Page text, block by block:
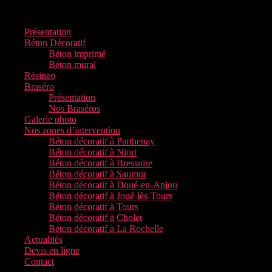
Présentation
Béton Décoratif
Béton imprimé
Béton mural
Résineo
Braséro
Présentation
Nos Braséros
Galerie photo
Nos zones d’intervention
Béton décoratif à Parthenay
Béton décoratif à Niort
Béton décoratif à Bressuire
Béton décoratif à Saumur
Béton décoratif à Doué-en-Anjou
Béton décoratif à Joué-lès-Tours
Béton décoratif à Tours
Béton décoratif à Cholet
Béton décoratif à La Rochelle
Actualités
Devis en ligne
Contact